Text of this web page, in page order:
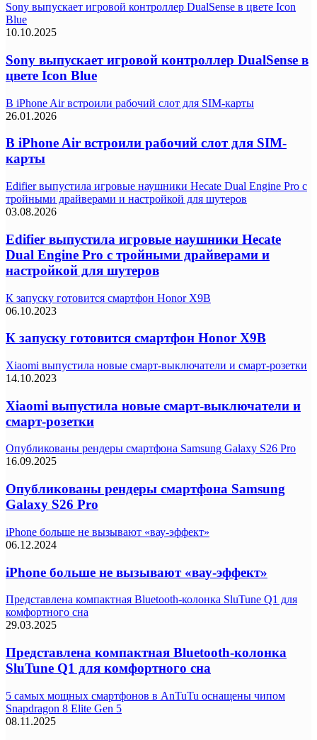
Sony выпускает игровой контроллер DualSense в цвете Icon
Blue
10.10.2025
Sony выпускает игровой контроллер DualSense в
цвете Icon Blue
В iPhone Air встроили рабочий слот для SIM-карты
26.01.2026
В iPhone Air встроили рабочий слот для SIM-
карты
Edifier выпустила игровые наушники Hecate Dual Engine Pro с
тройными драйверами и настройкой для шутеров
03.08.2026
Edifier выпустила игровые наушники Hecate
Dual Engine Pro с тройными драйверами и
настройкой для шутеров
К запуску готовится смартфон Honor X9B
06.10.2023
К запуску готовится смартфон Honor X9B
Xiaomi выпустила новые смарт-выключатели и смарт-розетки
14.10.2023
Xiaomi выпустила новые смарт-выключатели и
смарт-розетки
Опубликованы рендеры смартфона Samsung Galaxy S26 Pro
16.09.2025
Опубликованы рендеры смартфона Samsung
Galaxy S26 Pro
iPhone больше не вызывают «вау-эффект»
06.12.2024
iPhone больше не вызывают «вау-эффект»
Представлена компактная Bluetooth-колонка SluTune Q1 для
комфортного сна
29.03.2025
Представлена компактная Bluetooth-колонка
SluTune Q1 для комфортного сна
5 самых мощных смартфонов в AnTuTu оснащены чипом
Snapdragon 8 Elite Gen 5
08.11.2025